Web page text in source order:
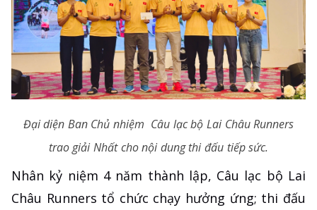
Đại diện Ban Chủ nhiệm Câu lạc bộ Lai Châu Runners
trao giải Nhất cho nội dung thi đấu tiếp sức.
Nhân kỷ niệm 4 năm thành lập, Câu lạc bộ Lai
Châu Runners tổ chức chạy hưởng ứng; thi đấu